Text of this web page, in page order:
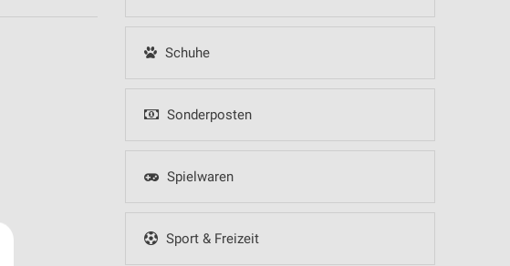
Schuhe
Sonderposten
Spielwaren
Sport & Freizeit